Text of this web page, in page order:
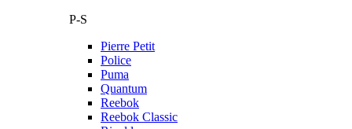
P-S
Pierre Petit
Police
Puma
Quantum
Reebok
Reebok Classic